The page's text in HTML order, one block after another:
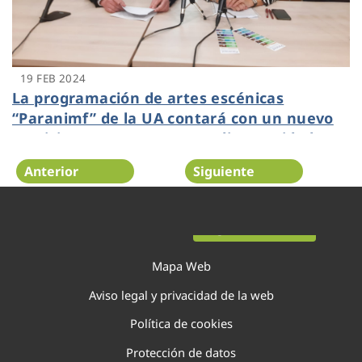
19 FEB 2024
La programación de artes escénicas
“Paranimf” de la UA contará con un nuevo
servicio para personas con discapacidad
auditiva
Anterior Siguiente
Mapa Web
Aviso legal y privacidad de la web
Política de cookies
Protección de datos